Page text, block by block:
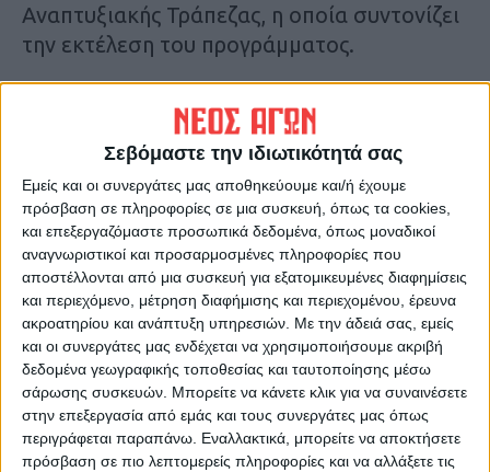
Σεβόμαστε την ιδιωτικότητά σας
Εμείς και οι συνεργάτες μας αποθηκεύουμε και/ή έχουμε
πρόσβαση σε πληροφορίες σε μια συσκευή, όπως τα cookies,
και επεξεργαζόμαστε προσωπικά δεδομένα, όπως μοναδικοί
αναγνωριστικοί και προσαρμοσμένες πληροφορίες που
αποστέλλονται από μια συσκευή για εξατομικευμένες διαφημίσεις
και περιεχόμενο, μέτρηση διαφήμισης και περιεχομένου, έρευνα
ακροατηρίου και ανάπτυξη υπηρεσιών. Με την άδειά σας, εμείς
και οι συνεργάτες μας ενδέχεται να χρησιμοποιήσουμε ακριβή
δεδομένα γεωγραφικής τοποθεσίας και ταυτοποίησης μέσω
σάρωσης συσκευών. Μπορείτε να κάνετε κλικ για να συναινέσετε
στην επεξεργασία από εμάς και τους συνεργάτες μας όπως
περιγράφεται παραπάνω. Εναλλακτικά, μπορείτε να αποκτήσετε
πρόσβαση σε πιο λεπτομερείς πληροφορίες και να αλλάξετε τις
Αναπτυξιακής Τράπεζας, η οποία συντονίζει
την εκτέλεση του προγράμματος.
Τα εισοδηματικά όρια έχουν αυξηθεί,
δήλωσε η κα Ζαχαράκη σημειώνοντας ότι
«για μια οικογένεια με δύο παιδιά, το όριο
είναι 28.000 ευρώ για το ζευγάρι και 4.000
ευρώ ανά παιδί. Στις μονογονεϊκές
οικογένειες, το εισοδηματικό όριο φτάνει
τις 31.000 ευρώ, με επιπλέον 5.000 ευρώ ανά
παιδί».
Το πρόγραμμα στοχεύει να προσφέρει
κατοικία σε περίπου 20.000 δικαιούχους
μέχρι το τέλος του 2026. «Μέχρι στιγμής,
έχουν εκταμιευθεί δάνεια για 7.800